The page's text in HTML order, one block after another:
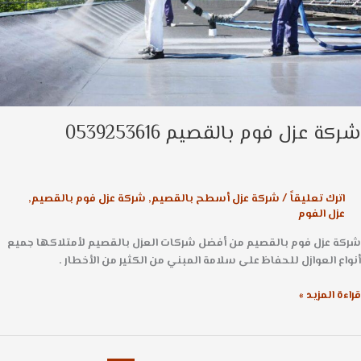
عزل فوم بالقصيم 0539253616
اترك تعليقاً/شركة عزل أسطح بالقصيم,شركة عزل فوم بالقصيم,
عزل الفوم
عزل فوم بالقصيم من أفضل شركات العزل بالقصيم لأمتلاكها جميع
العوازل للحفاظ على سلامة المبني من الكثير من الأخطار .
المزيد »